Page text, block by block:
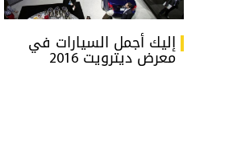
إليك أجمل السيارات في
معرض ديترويت 2016